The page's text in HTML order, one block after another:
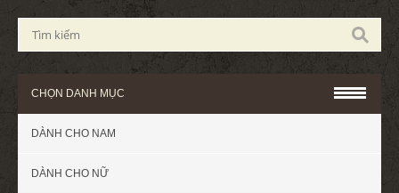
CHỌN DANH MỤC
DÀNH CHO NAM
DÀNH CHO NỮ